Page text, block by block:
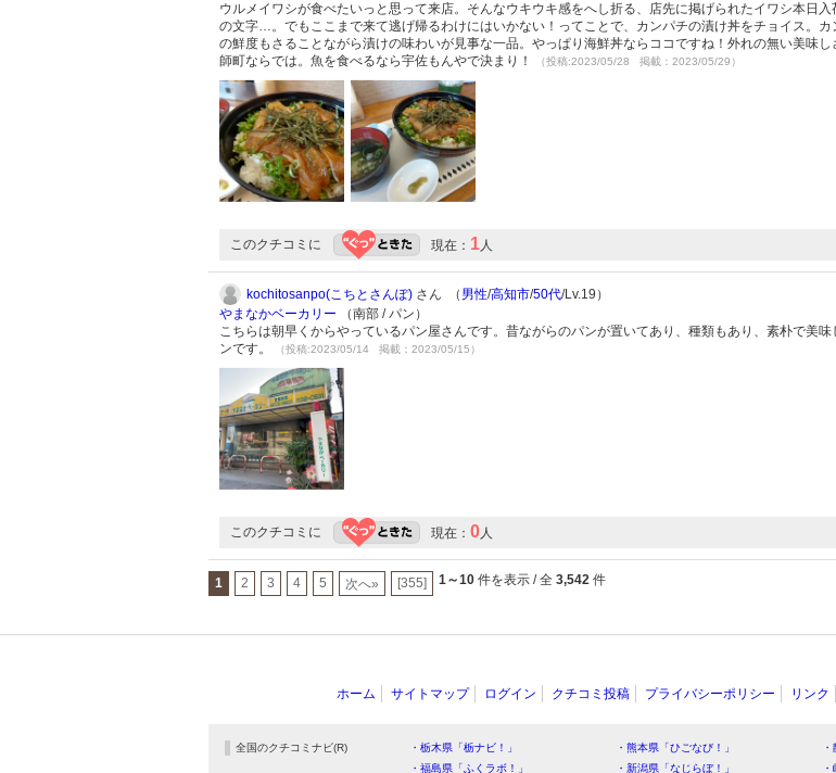
ウルメイワシが食べたいっと思って来店。そんなウキウキ感をへし折る、店先に掲げられたイワシ本日入
の文字…。でもここまで来て逃げ帰るわけにはいかない！ってことで、カンパチの漬け丼をチョイス。カ
の鮮度もさることながら漬けの味わいが見事な一品。やっぱり海鮮丼ならココですね！外れの無い美味し
師町ならでは。魚を食べるなら宇佐もんやで決まり！
（投稿:2023/05/28 掲載：2023/05/29）
このクチコミに 現在： 1人
kochitosanpo(こちとさんぽ) さん （ 男性/高知市/50代/Lv.19）
やまなかベーカリー （南部 / パン）
こちらは朝早くからやっているパン屋さんです。昔ながらのパンが置いてあり、種類もあり、素朴で美味
ンです。
（投稿:2023/05/14 掲載：2023/05/15）
このクチコミに 現在： 0人
1 2 3 4 5 次へ» [355] 1～10 件を表示 / 全 3,542 件
ホーム サイトマップ ログイン クチコミ投稿 プライバシーポリシー リンク
全国のクチコミナビ(R) ・栃木県「栃ナビ！」 ・熊本県「ひごなび！」
・福島県「ふくラボ！」
・新潟県「なじらぼ！」